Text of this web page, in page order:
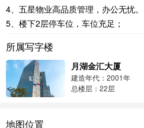
4、五星物业高品质管理，办公无忧。
5、楼下2层停车位，车位充足；
所属写字楼
月湖金汇大厦
建造年代：2001年
总楼层：22层
地图位置